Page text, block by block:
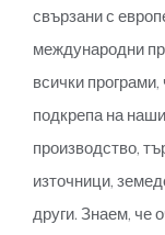
свързани с
международни
всички
подкрепа на
производство,
източници,
други. Знаем, че